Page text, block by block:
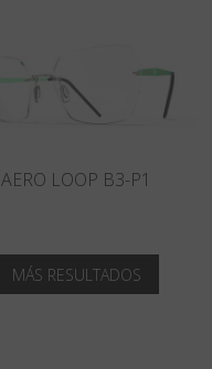
AERO LOOP B3-P1
MÁS RESULTADOS